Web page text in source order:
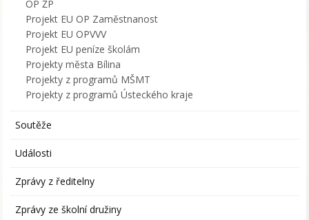
OP ŽP
Projekt EU OP Zaměstnanost
Projekt EU OPVVV
Projekt EU peníze školám
Projekty města Bílina
Projekty z programů MŠMT
Projekty z programů Ústeckého kraje
Soutěže
Události
Zprávy z ředitelny
Zprávy ze školní družiny